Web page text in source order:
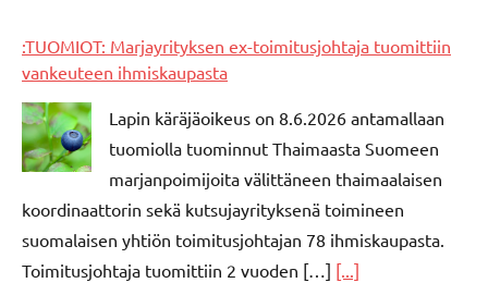
:TUOMIOT: Marjayrityksen ex-toimitusjohtaja tuomittiin
vankeuteen ihmiskaupasta
Lapin käräjäoikeus on 8.6.2026 antamallaan
tuomiolla tuominnut Thaimaasta Suomeen
marjanpoimijoita välittäneen thaimaalaisen
koordinaattorin sekä kutsujayrityksenä toimineen
suomalaisen yhtiön toimitusjohtajan 78 ihmiskaupasta.
Toimitusjohtaja tuomittiin 2 vuoden […] [...]